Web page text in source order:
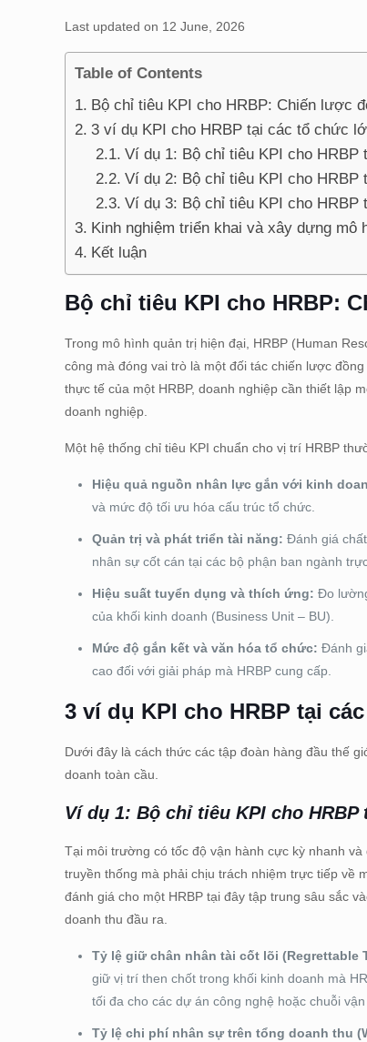
Last updated on 12 June, 2026
Table of Contents
Bộ chỉ tiêu KPI cho HRBP: Chiến lược
3 ví dụ KPI cho HRBP tại các tổ chức
Ví dụ 1: Bộ chỉ tiêu KPI cho HRBP
Ví dụ 2: Bộ chỉ tiêu KPI cho HRBP
Ví dụ 3: Bộ chỉ tiêu KPI cho HRBP
Kinh nghiệm triển khai và xây dựng mô
Kết luận
Bộ chỉ tiêu KPI cho HRBP:
Trong mô hình quản trị hiện đại, HRBP (Human
công mà đóng vai trò là một đối tác chiến lược
thực tế của một HRBP, doanh nghiệp cần thiết lập
doanh nghiệp.
Một hệ thống chỉ tiêu KPI chuẩn cho vị trí HRBP
Hiệu quả nguồn nhân lực gắn với kinh
và mức độ tối ưu hóa cấu trúc tổ chức.
Quản trị và phát triển tài năng: Đánh giá
nhân sự cốt cán tại các bộ phận ban ngành
Hiệu suất tuyển dụng và thích ứng: Đo
của khối kinh doanh (Business Unit – BU).
Mức độ gắn kết và văn hóa tổ chức: Đánh
cao đối với giải pháp mà HRBP cung cấp.
3 ví dụ KPI cho HRBP tại
Dưới đây là cách thức các tập đoàn hàng đầu thế
doanh toàn cầu.
Ví dụ 1: Bộ chỉ tiêu KPI cho HRBP
Tại môi trường có tốc độ vận hành cực kỳ nhanh
truyền thống mà phải chịu trách nhiệm trực tiếp về
đánh giá cho một HRBP tại đây tập trung sâu sắc
doanh thu đầu ra.
Tỷ lệ giữ chân nhân tài cốt lõi (Regrettable
giữ vị trí then chốt trong khối kinh doanh mà
tối đa cho các dự án công nghệ hoặc chuỗi vận
Tỷ lệ chi phí nhân sự trên tổng doanh thu